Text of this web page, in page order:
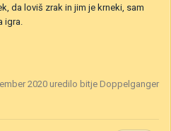
da loviš zrak in jim je krneki, sam
igra.
2020 uredilo bitje Doppelganger